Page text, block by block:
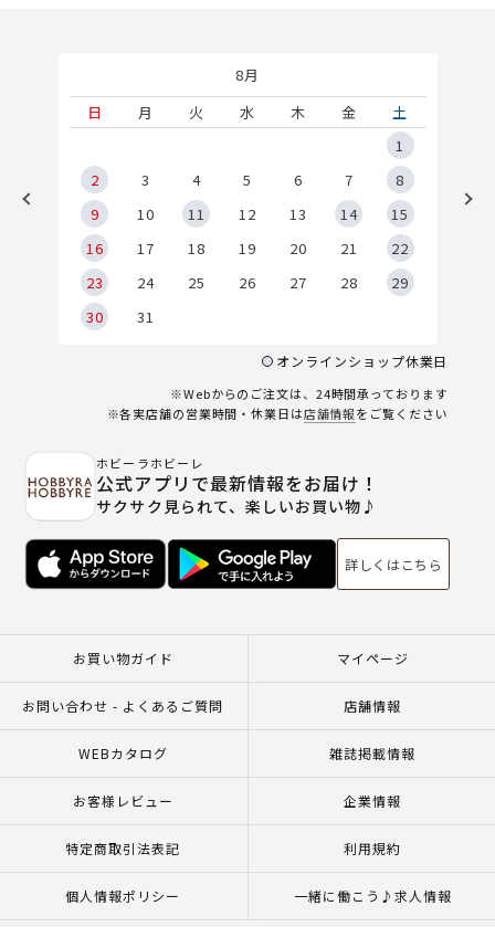
8月
日
月 火 水 木 金
土
1
2
3 4 5 6 7
8
9
10 11 12 13 14
15
16
17 18 19 20 21
22
23
24 25 26 27 28
29
30
31
オンラインショップ休業日
※Webからのご注文は、24時間承っております
※各実店舗の営業時間・休業日は店舗情報をご覧ください
ホビーラホビーレ
公式アプリで最新情報をお届け！
サクサク見られて、楽しいお買い物♪
詳しくはこちら
お買い物ガイド マイページ
お問い合わせ - よくあるご質問 店舗情報
WEBカタログ 雑誌掲載情報
お客様レビュー 企業情報
特定商取引法表記 利用規約
個人情報ポリシー 一緒に働こう♪求人情報